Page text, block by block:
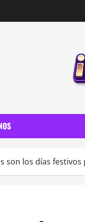
son los días festivos